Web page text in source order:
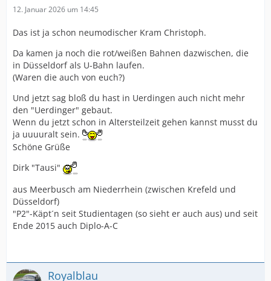
12. Januar 2026 um 14:45
Das ist ja schon neumodischer Kram Christoph.
Da kamen ja noch die rot/weißen Bahnen dazwischen, die
in Düsseldorf als U-Bahn laufen.
(Waren die auch von euch?)
Und jetzt sag bloß du hast in Uerdingen auch nicht mehr
den "Uerdinger" gebaut.
Wenn du jetzt schon in Altersteilzeit gehen kannst musst du
ja uuuuralt sein.
Schöne Grüße
Dirk "Tausi"
aus Meerbusch am Niederrhein (zwischen Krefeld und
Düsseldorf)
"P2"-Käpt´n seit Studientagen (so sieht er auch aus) und seit
Ende 2015 auch Diplo-A-C
Royalblau